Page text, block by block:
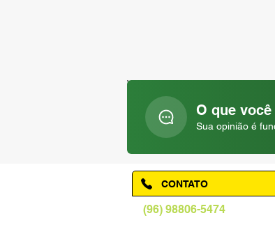
O que
Sua opinião é
(96) 98806-5474
CONTATO